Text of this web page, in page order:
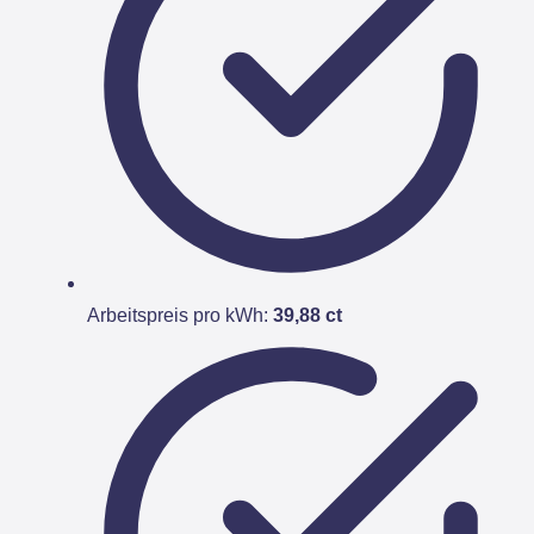
Arbeitspreis pro kWh: 39,88 ct